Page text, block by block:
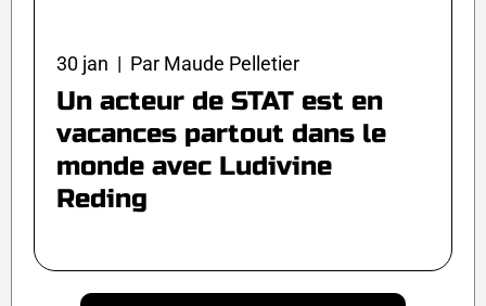
30 jan | Par Maude Pelletier
Un acteur de STAT est en
vacances partout dans le
monde avec Ludivine
Reding